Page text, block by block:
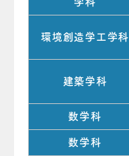
環境創造学工学科
建築学科
数学科
数学科